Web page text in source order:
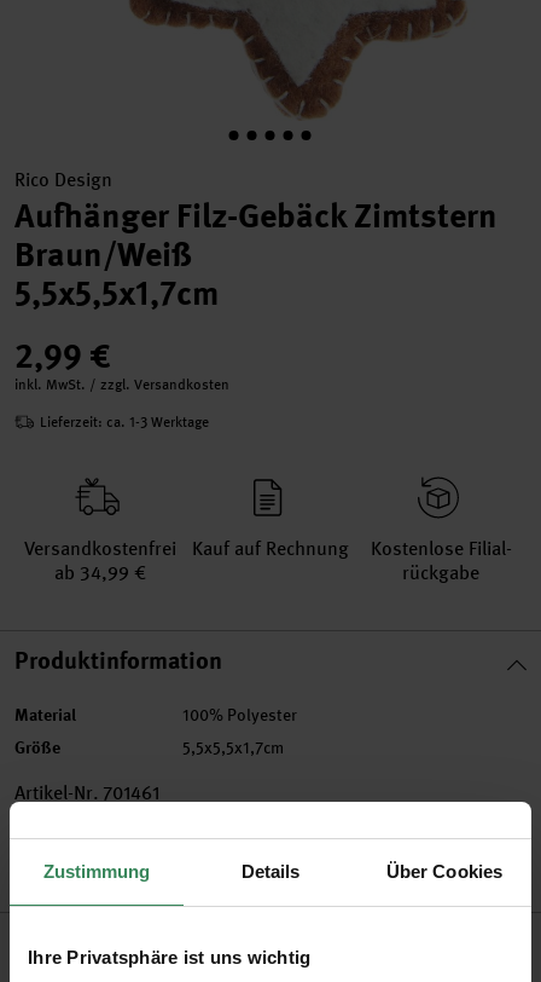
Zustimmung Details Über Cookies
Ihre Privatsphäre ist uns wichtig
Rico Design
Aufhänger Filz-Gebäck Zimtstern
Braun/Weiß
5,5x5,5x1,7cm
2,99 €
inkl. MwSt. / zzgl. Versandkosten
Lieferzeit: ca. 1-3 Werktage
Versand­kosten­frei
ab 34,99 €
Kauf auf Rechnung
Kosten­lose Filial­
rückgabe
Produktinformation
Material 100% Polyester
Größe 5,5x5,5x1,7cm
Artikel-Nr. 701461